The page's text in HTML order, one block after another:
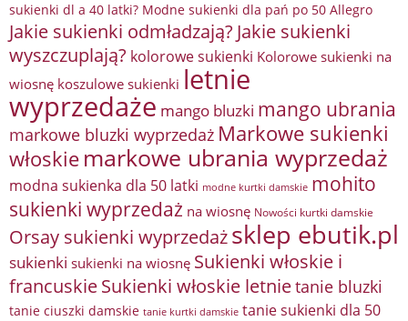
sukienki dl a 40 latki? Modne sukienki dla pań po 50 Allegro
Jakie sukienki odmładzają? Jakie sukienki
wyszczuplają? kolorowe sukienki Kolorowe sukienki na
wiosnę koszulowe sukienki letnie
wyprzedaże mango bluzki mango ubrania
markowe bluzki wyprzedaż Markowe sukienki
włoskie markowe ubrania wyprzedaż
modna sukienka dla 50 latki modne kurtki damskie mohito
sukienki wyprzedaż na wiosnę Nowości kurtki damskie
Orsay sukienki wyprzedażsklep ebutik.pl
sukienki sukienki na wiosnę Sukienki włoskie i
francuskieSukienki włoskie letnietanie bluzki
tanie ciuszki damskie tanie kurtki damskie tanie sukienki dla 50